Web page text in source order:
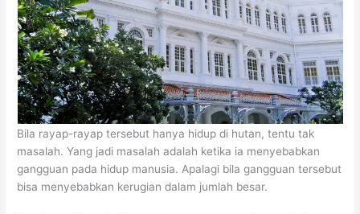
Bila rayap-rayap tersebut hanya hidup di hutan, tentu tak
masalah. Yang jadi masalah adalah ketika ia menyebabkan
gangguan pada hidup manusia. Apalagi bila gangguan tersebut
bisa menyebabkan kerugian dalam jumlah besar.